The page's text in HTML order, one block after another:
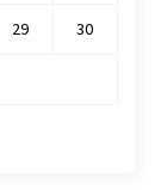
29 30